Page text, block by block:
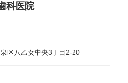
科医院
区八乙女中央3丁目2-20